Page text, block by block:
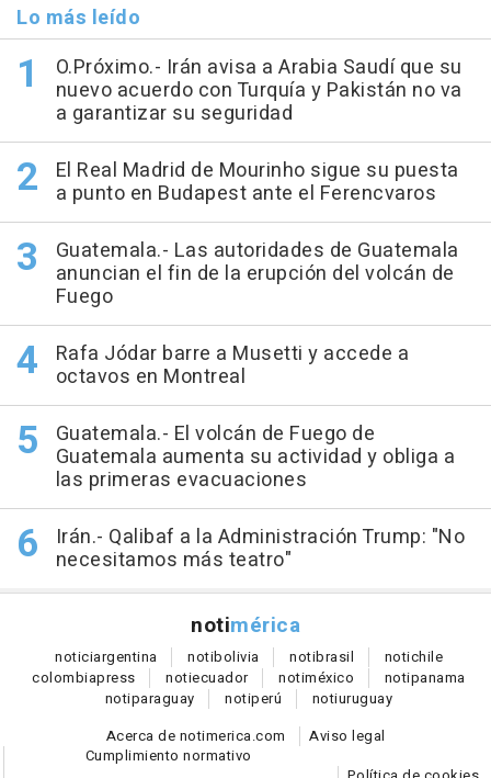
Lo más leído
O.Próximo.- Irán avisa a Arabia Saudí que su
nuevo acuerdo con Turquía y Pakistán no va
a garantizar su seguridad
El Real Madrid de Mourinho sigue su puesta
a punto en Budapest ante el Ferencvaros
Guatemala.- Las autoridades de Guatemala
anuncian el fin de la erupción del volcán de
Fuego
Rafa Jódar barre a Musetti y accede a
octavos en Montreal
Guatemala.- El volcán de Fuego de
Guatemala aumenta su actividad y obliga a
las primeras evacuaciones
Irán.- Qalibaf a la Administración Trump: "No
necesitamos más teatro"
notimérica
noticiargentina notibolivia notibrasil notichile
colombiapress notiecuador notiméxico notipanama
notiparaguay notiperú notiuruguay
Acerca de notimerica.com
Aviso legal
Cumplimiento normativo